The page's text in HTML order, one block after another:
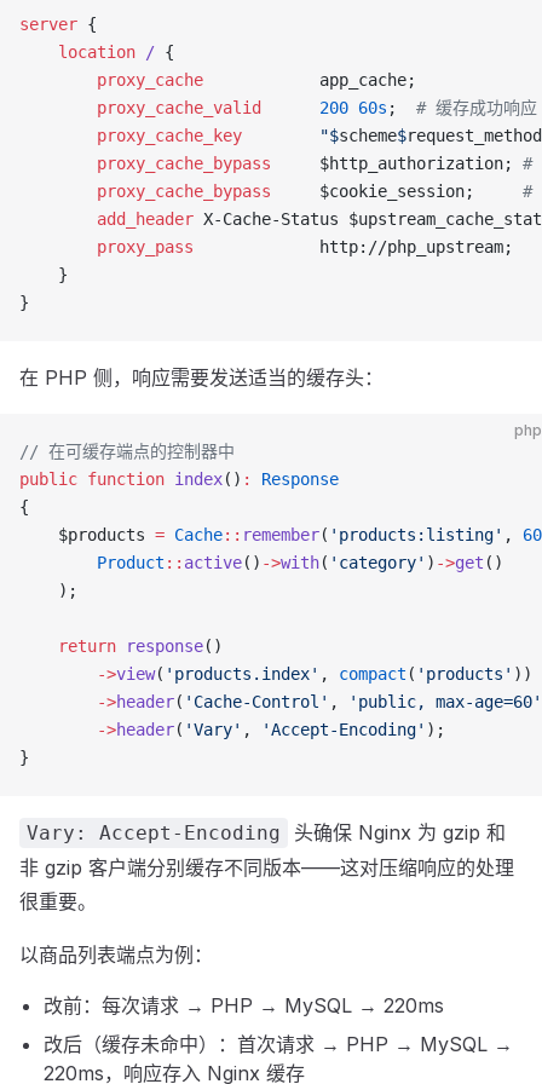
server {
    location
/ {
        proxy_cache
           app_cache;
        proxy_cache_valid
     200
60s ; # 缓存成功响
        proxy_cache_key
       "$
scheme$request_method
        proxy_cache_bypass
    $http_authorization;
#
        proxy_cache_bypass
    $cookie_session;
#
        add_header
X-Cache-Status
        proxy_pass
            http://php_upstream;
    }
}
在 PHP 侧，响应需要发送适当的缓存头：
php
// 在可缓存端点的控制器中
public function index() :
Response
{
    $products
= Cache:: remember( 'products:listing' , 60
        Product
:: active() ->with( 'category' ) ->get ()
    );
    return
response()
        ->
view( 'products.index' , compact ( 'products' ))
        ->
header( 'Cache-Control' ,
'public, max-age=60'
        ->
header( 'Vary' , 'Accept-Encoding' );
}
Vary: Accept-Encoding
头确保 Nginx 为 gzip 和
非 gzip 客户端分别缓存不同版本——这对压缩响应的处理
很重要。
以商品列表端点为例：
改前：每次请求 → PHP → MySQL → 220ms
改后（缓存未命中）：首次请求 → PHP → MySQL →
220ms，响应存入 Nginx 缓存